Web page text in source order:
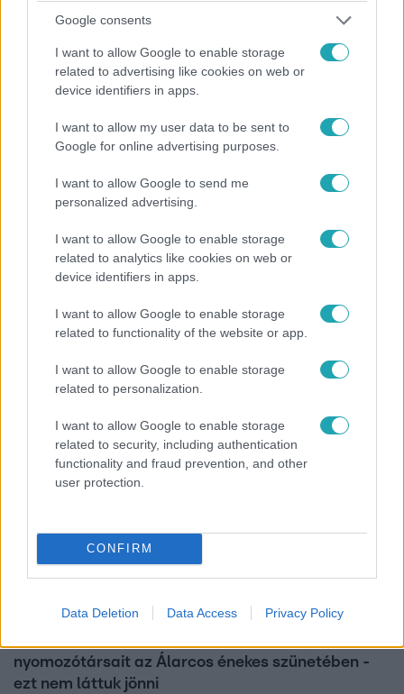
Google consents
I want to allow Google to enable storage
related to advertising like cookies on web or
device identifiers in apps.
I want to allow my user data to be sent to
Google for online advertising purposes.
I want to allow Google to send me
personalized advertising.
I want to allow Google to enable storage
related to analytics like cookies on web or
device identifiers in apps.
I want to allow Google to enable storage
related to functionality of the website or app.
I want to allow Google to enable storage
related to personalization.
I want to allow Google to enable storage
related to security, including authentication
functionality and fraud prevention, and other
user protection.
CONFIRM
Data Deletion Data Access Privacy Policy
Álarcos Énekes
Nézd meg az Álarcos énekes második adásának
produkcióit!
a Viking, a Rozmár, az Ananász, a Sushi és a Fekete
2024. november 20. 12:46
nyomozótársait az Álarcos énekes szünetében -
ezt nem láttuk jönni